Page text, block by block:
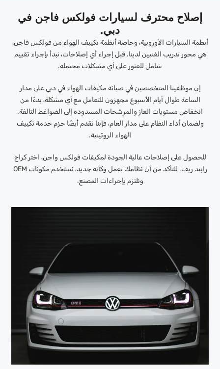
إصلاح محترف لسيارات فولكس فاجن في
دبي.
أنظمة السيارات الأوروبية، وخاصة أنظمة تكييف الهواء من فولكس فاجن،
هي محور تدريب الفنيين لدينا. قبل إجراء أي إصلاحات، نبدأ بإجراء تقييم
شامل للعثور على أي مشكلات محتملة.
إن موظفينا المتخصصين في صيانة مكيفات الهواء في دبي على مدار
الساعة طوال أيام الأسبوع مجهزون للتعامل مع أي مشكلة، بدءًا من
انخفاض مستويات الغاز والمرشحات المسدودة إلى الضواغط التالفة.
ولضمان أداء النظام على مدار العام، فإننا نقدم أيضًا حزم خدمة تكييف
الهواء الروتينية.
للحصول على إصلاحات عالية الجودة لمكيفات فولكس واجن، اختر كراج
رابيد ريف. للتأكد من أن نظامك يعمل وكأنه جديد، نستخدم مكونات OEM
ونلتزم بإجراءات المصنع.